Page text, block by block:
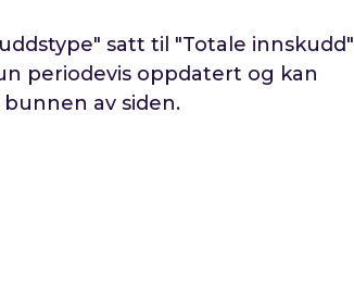
satt til "Totale innskudd"
periodevis oppdatert og kan
av siden.